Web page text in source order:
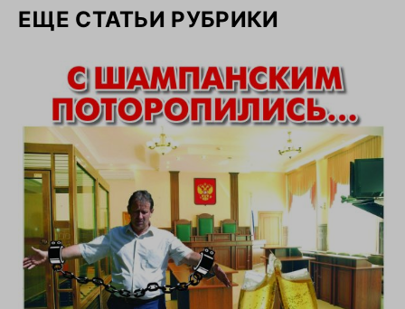
ЕЩЕ СТАТЬИ РУБРИКИ